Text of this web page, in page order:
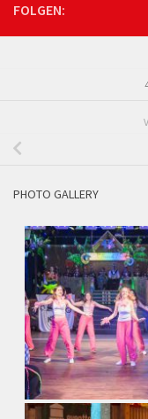
FOLGEN:
PHOTO GALLERY